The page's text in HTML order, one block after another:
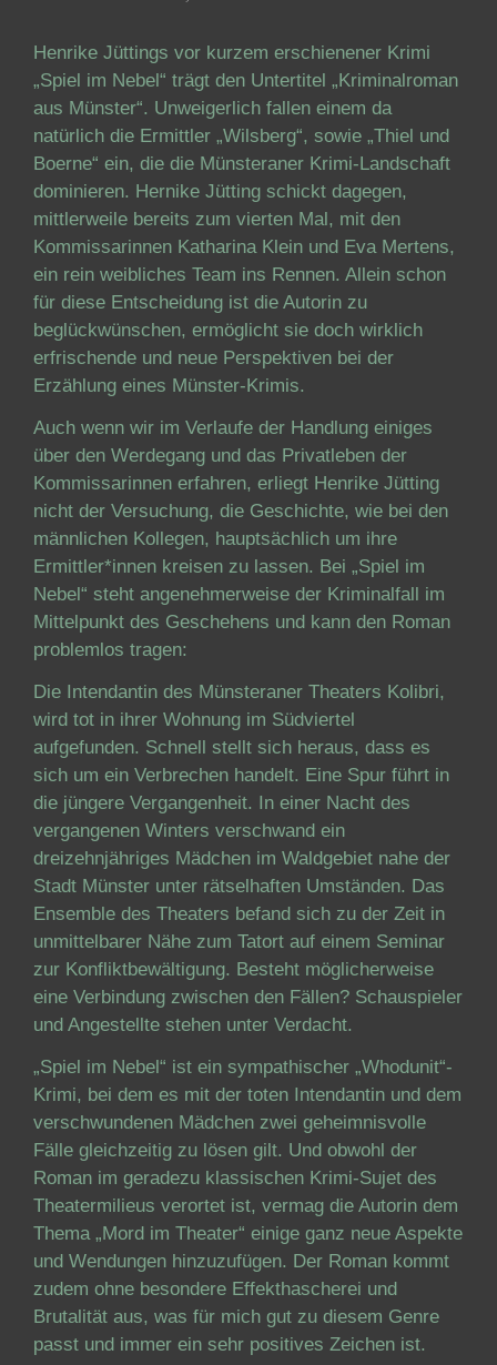
Henrike Jüttings vor kurzem erschienener Krimi
„Spiel im Nebel“ trägt den Untertitel „Kriminalroman
aus Münster“. Unweigerlich fallen einem da
natürlich die Ermittler „Wilsberg“, sowie „Thiel und
Boerne“ ein, die die Münsteraner Krimi-Landschaft
dominieren. Hernike Jütting schickt dagegen,
mittlerweile bereits zum vierten Mal, mit den
Kommissarinnen Katharina Klein und Eva Mertens,
ein rein weibliches Team ins Rennen. Allein schon
für diese Entscheidung ist die Autorin zu
beglückwünschen, ermöglicht sie doch wirklich
erfrischende und neue Perspektiven bei der
Erzählung eines Münster-Krimis.
Auch wenn wir im Verlaufe der Handlung einiges
über den Werdegang und das Privatleben der
Kommissarinnen erfahren, erliegt Henrike Jütting
nicht der Versuchung, die Geschichte, wie bei den
männlichen Kollegen, hauptsächlich um ihre
Ermittler*innen kreisen zu lassen. Bei „Spiel im
Nebel“ steht angenehmerweise der Kriminalfall im
Mittelpunkt des Geschehens und kann den Roman
problemlos tragen:
Die Intendantin des Münsteraner Theaters Kolibri,
wird tot in ihrer Wohnung im Südviertel
aufgefunden. Schnell stellt sich heraus, dass es
sich um ein Verbrechen handelt. Eine Spur führt in
die jüngere Vergangenheit. In einer Nacht des
vergangenen Winters verschwand ein
dreizehnjähriges Mädchen im Waldgebiet nahe der
Stadt Münster unter rätselhaften Umständen. Das
Ensemble des Theaters befand sich zu der Zeit in
unmittelbarer Nähe zum Tatort auf einem Seminar
zur Konfliktbewältigung. Besteht möglicherweise
eine Verbindung zwischen den Fällen? Schauspieler
und Angestellte stehen unter Verdacht.
„Spiel im Nebel“ ist ein sympathischer „Whodunit“-
Krimi, bei dem es mit der toten Intendantin und dem
verschwundenen Mädchen zwei geheimnisvolle
Fälle gleichzeitig zu lösen gilt. Und obwohl der
Roman im geradezu klassischen Krimi-Sujet des
Theatermilieus verortet ist, vermag die Autorin dem
Thema „Mord im Theater“ einige ganz neue Aspekte
und Wendungen hinzuzufügen. Der Roman kommt
zudem ohne besondere Effekthascherei und
Brutalität aus, was für mich gut zu diesem Genre
passt und immer ein sehr positives Zeichen ist.